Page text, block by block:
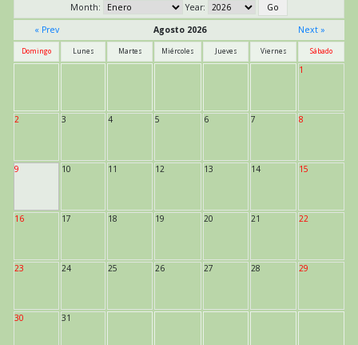
Month:
Year:
« Prev
Agosto 2026 Next »
Domingo Lunes Martes Miércoles Jueves Viernes Sábado
1
2 3 4 5 6 7 8
9 10 11 12 13 14 15
16 17 18 19 20 21 22
23 24 25 26 27 28 29
30 31